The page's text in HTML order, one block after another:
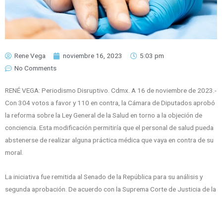
Rene Vega noviembre 16, 2023
5:03 pm
No Comments
RENÉ VEGA: Periodismo Disruptivo. Cdmx. A 16 de noviembre de 2023.-
Con 304 votos a favor y 110 en contra, la Cámara de Diputados aprobó
la reforma sobre la Ley General de la Salud en torno a la objeción de
conciencia. Esta modificación permitiría que el personal de salud pueda
abstenerse de realizar alguna práctica médica que vaya en contra de su
moral.
La iniciativa fue remitida al Senado de la República para su análisis y
segunda aprobación. De acuerdo con la Suprema Corte de Justicia de la